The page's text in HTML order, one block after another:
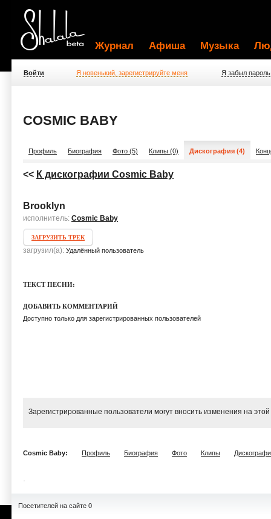
Журнал Афиша Музыка
Войти Я новенький, зарегистрируйте меня Я забыл пароль
COSMIC BABY
Профиль Биография Фото (5) Клипы (0) Дискография (4)
<< К дискографии Cosmic Baby
Brooklyn
исполнитель: Cosmic Baby
ЗАГРУЗИТЬ ТРЕК
загрузил(а): Удалённый пользователь
ТЕКСТ ПЕСНИ:
ДОБАВИТЬ КОММЕНТАРИЙ
Доступно только для зарегистрированных пользователей
Зарегистрированные пользователи могут вносить изменения на
Cosmic Baby: Профиль Биография Фото Клипы
Посетителей на сайте 0